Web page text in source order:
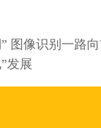
图像识别一路
发展